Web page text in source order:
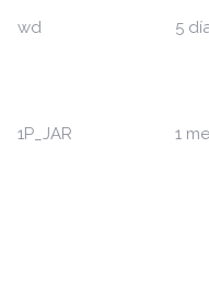
wd 5
1P_JAR 1